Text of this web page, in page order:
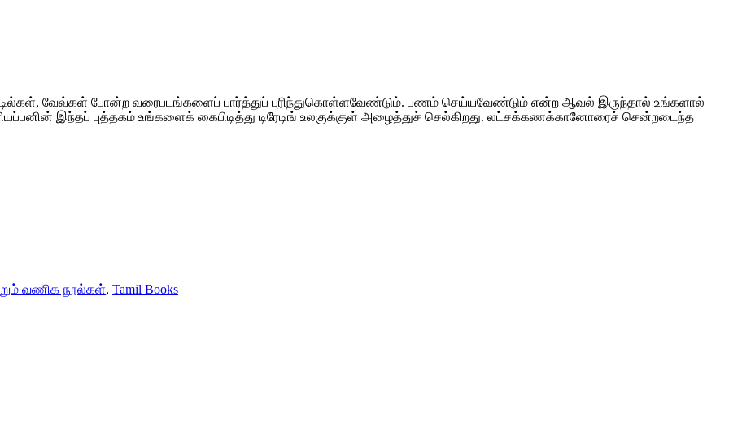
வேவ்கள் போன்ற வரைபடங்களைப் பார்த்துப் புரிந்துகொள்ளவேண்டும். பணம் செய்யவேண்டும் என்ற ஆவல் இருந்தால் உங்களால்
இந்தப் புத்தகம் உங்களைக் கைபிடித்து டிரேடிங் உலகுக்குள் அழைத்துச் செல்கிறது. லட்சக்கணக்கானோரைச் சென்றடைந்த
வணிக நூல்கள், Tamil Books